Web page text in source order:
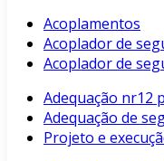
Acoplamentos
Acoplador de
Acoplador de
Adequação nr12
Adequação de
Projeto e